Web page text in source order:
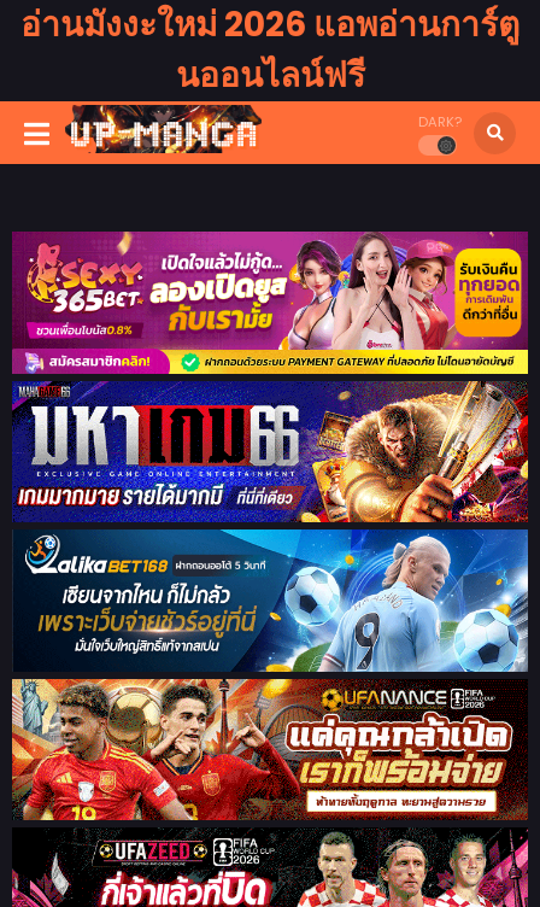
อ่านมังงะใหม่ 2026 แอพอ่านการ์ตู
นออนไลน์ฟรี
DARK?